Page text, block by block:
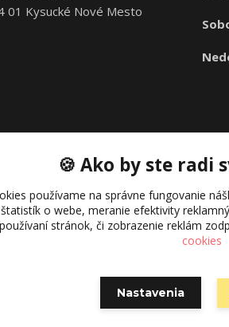
01 Kysucké Nové Mesto
Vytvorené na
🍪 Ako by ste radi
používame na správne fungovanie
o webe, meranie efektivity
stránok, či zobrazenie reklám
cookies
Nastavenia